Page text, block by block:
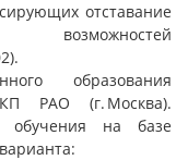
отставание
возможностей
образования
РАО (г. Москва).
обучения на базе